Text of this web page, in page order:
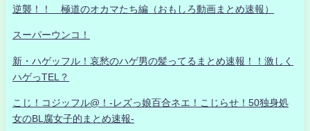
逆襲！！ 極道のオカマたち編（おもしろ動画まとめ速報）
スーパーウンコ！
新・ハゲッフル！哀愁のハゲ男の髪ってるまとめ速報！！激しく
ハゲっTEL？
こじ！コジッフル@！-レズっ娘百合ネエ！こじらせ！50独身処
女のBL腐女子的まとめ速報-